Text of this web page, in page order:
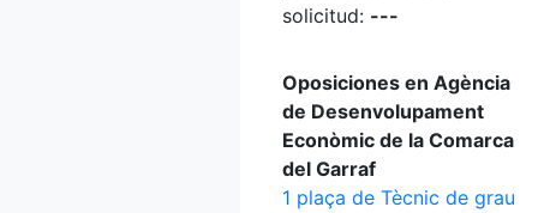
solicitud: ---
Oposiciones en Agència
de Desenvolupament
Econòmic de la Comarca
del Garraf
1 plaça de Tècnic de grau